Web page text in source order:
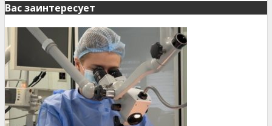
Вас заинтересует